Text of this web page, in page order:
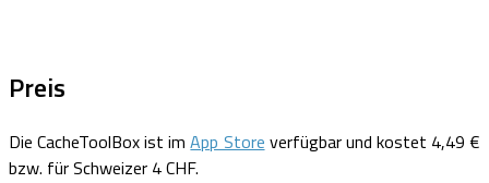
Preis
Die CacheToolBox ist imApp Store verfügbar und kostet 4,49 €
bzw. für Schweizer 4 CHF.